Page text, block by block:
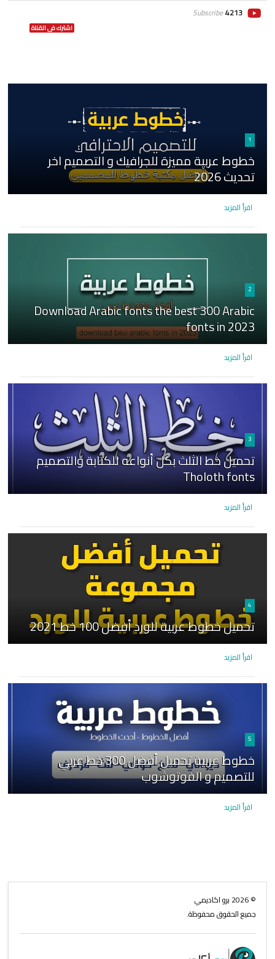
4213
Subscribe
اشترك فى القناة
1
خطوط عربية مميزة للجرافيك و التصميم اخر
تحديث 2026
اقرأ المزيد
2
Download Arabic fonts the best 300 Arabic
fonts in 2023
اقرأ المزيد
3
تحميل خط الثلث بكل أنواعه للكتابة والتصميم
Tholoth fonts
اقرأ المزيد
4
تحميل خطوط عربية للورد أفضل 100 خط 2021
اقرأ المزيد
5
خطوط عربية تحميل أفضل 300 خط عربي
للتصميم و الفوتوشوب
اقرأ المزيد
©
2026 برو اكاديمي
جميع الحقوق محفوظة.